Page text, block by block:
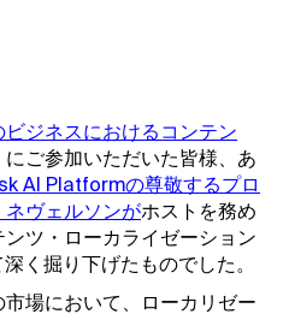
ビジネスにおけるコンテン
にご参加いただいた皆様、あ
AI Platformの尊敬するプロ
ネヴェルソンがホストを務め
ツ・ローカライゼーション
く掘り下げたものでした。
場において、ローカリゼー